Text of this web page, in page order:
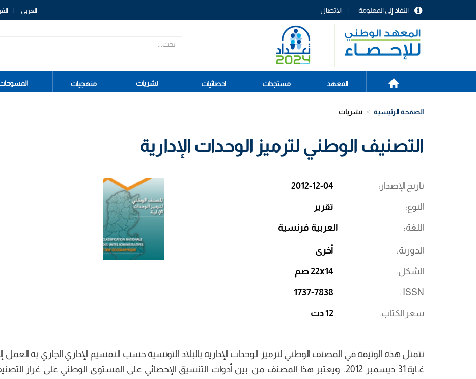
menu
header
الاتصال النفاذ إلى المعلومة العربي
Main
navigation
الرئيسية
المعهد مستجدات احصائيات نشريات منهجيات
الصفحة الرئيسية نشريات
التصنيف الوطني لترميز الوحدات الإدارية
تاريخ الإصدار 2012-12-04
النوع تقرير
اللغة العربية فرنسية
الدورية أخرى
الشكل 22x14 صم
ISSN
1737-7838
سعر الكتاب 12 دت
تتمثل هذه الوثيقة في المصنف الوطني لترميز الوحدات الإدارية بالبلاد التونسية حسب التقسيم الإداري الجاري به العمل
غاية 31 ديسمبر 2012. ويعتبر هذا المصنف من بين أدوات التنسيق الإحصائي على المستوى الوطني على غرار